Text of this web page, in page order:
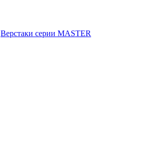
Верстаки серии MASTER